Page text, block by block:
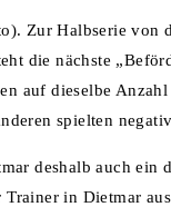
Zur Halbserie von
die nächste
auf dieselbe
spielten
deshalb auch ein
in Dietmar